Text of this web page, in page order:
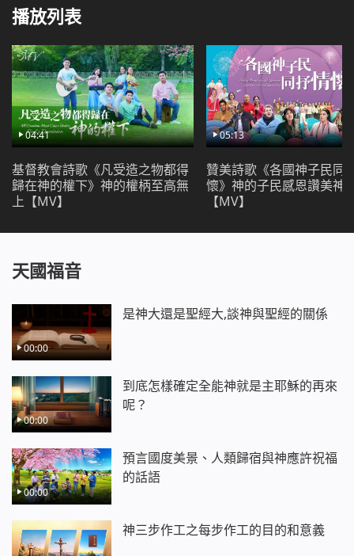
更不知人生存的價值 活著的意義是什麼
仍在虛空之中度日 不知道應該忠於誰
我終於明白了 是神愛手牽我走
我才沒有迷失道路 走上光明的歷程
我終於明白了 神對人用心良苦
多年誤解得消除 甘願為神獻身心
播放列表
04:41
基督教會詩歌《凡受造之物都得
歸在神的權下》神的權柄至高無
上【MV】
05:13
贊美詩歌《各國神子民同
懷》神的子民感恩讚美神
【MV】
天國福音
00:00
是神大還是聖經大,談神與聖經的關係
00:00
到底怎樣確定全能神就是主耶穌的再來
呢？
00:00
預言國度美景、人類歸宿與神應許祝福
的話語
神三步作工之每步作工的目的和意義